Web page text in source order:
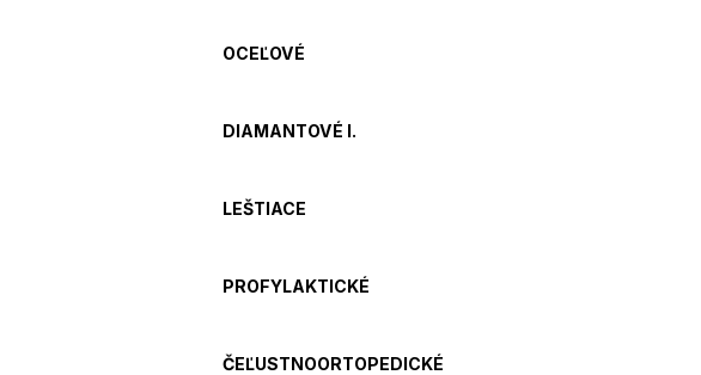
OCEĽOVÉ
DIAMANTOVÉ I.
LEŠTIACE
PROFYLAKTICKÉ
ČEĽUSTNOORTOPEDICKÉ